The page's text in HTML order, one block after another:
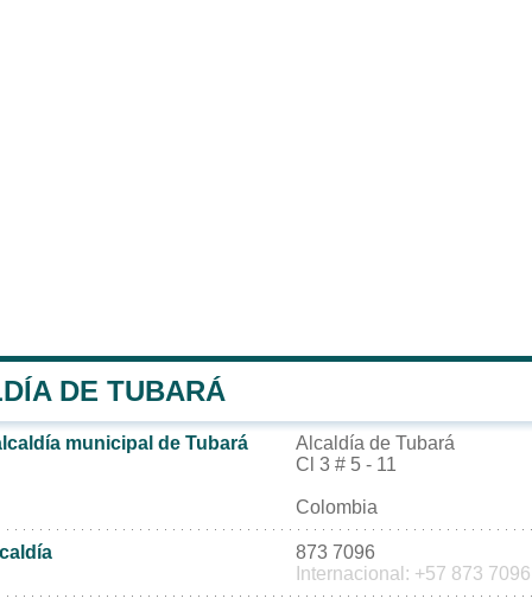
DE TUBARÁ
municipal de Tubará
Alcaldía de Tubará
Cl 3 # 5 - 11
Colombia
873 7096
Internacional: +57 873 7096